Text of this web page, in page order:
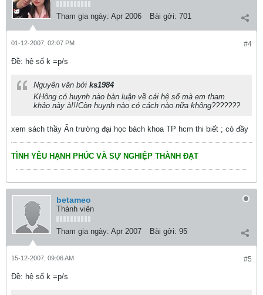
Tham gia ngày: Apr 2006 Bài gởi: 701
#4
01-12-2007, 02:07 PM
Ðề: hệ số k =p/s
Nguyên văn bởi ks1984
KHông có huynh nào bàn luận về cái hệ số mà em tham
khảo này à!!!Còn huynh nào có cách nào nữa không???????
xem sách thầy Ẩn trường đại học bách khoa TP hcm thi biết ; có đầy
TÌNH YÊU HẠNH PHÚC VÀ SỰ NGHIỆP THÀNH ĐẠT
betameo
Thành viên
Tham gia ngày: Apr 2007 Bài gởi: 95
#5
15-12-2007, 09:06 AM
Ðề: hệ số k =p/s